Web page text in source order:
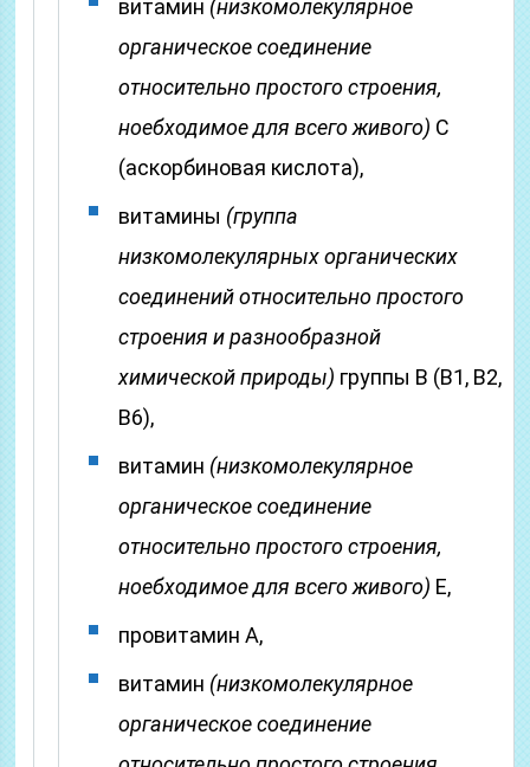
витамин (низкомолекулярное
органическое соединение
относительно простого строения,
ноебходимое для всего живого) C
(аскорбиновая кислота),
витамины (группа
низкомолекулярных органических
соединений относительно простого
строения и разнообразной
химической природы) группы B (B1, B2,
B6),
витамин (низкомолекулярное
органическое соединение
относительно простого строения,
ноебходимое для всего живого) E,
провитамин A,
витамин (низкомолекулярное
органическое соединение